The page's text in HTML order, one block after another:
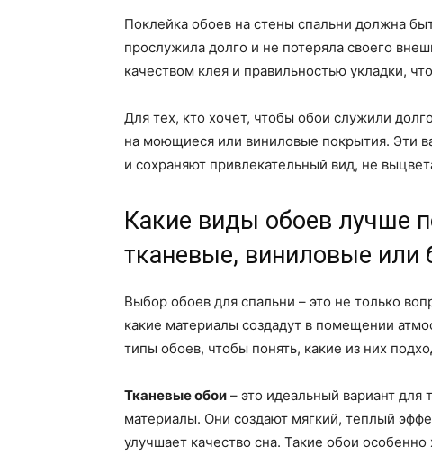
Поклейка обоев на стены спальни должна
прослужила долго и не потеряла своего
качеством клея и правильностью укладки,
Для тех, кто хочет, чтобы обои служили
на моющиеся или виниловые покрытия. Эти
и сохраняют привлекательный вид, не
Какие виды обоев лучше
тканевые, виниловые или
Выбор обоев для спальни – это не только
какие материалы создадут в помещении
типы обоев, чтобы понять, какие из них
Тканевые обои – это идеальный вариант для
материалы. Они создают мягкий, теплый
улучшает качество сна. Такие обои